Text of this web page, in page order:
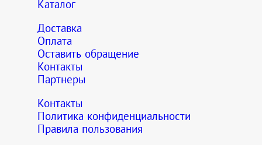
Каталог
Доставка
Оплата
Оставить обращение
Контакты
Партнеры
Контакты
Политика конфиденциальности
Правила пользования